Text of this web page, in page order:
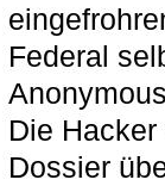
Federal
Die
Dossier